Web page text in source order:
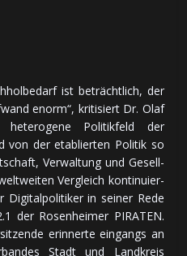
ist beträchtlich, der
enorm“, kritisiert Dr. Olaf
he­te­ro­ge­ne Politik­feld der
von der eta­blier­ten Politik so
Ver­wal­tung und Ge­sell­
Ver­gleich kon­ti­nu­ier­
Digitalpolitiker in seiner Rede
der Rosenheimer PIRATEN.
er­in­ner­te ein­gangs an
Stadt und Land­kreis